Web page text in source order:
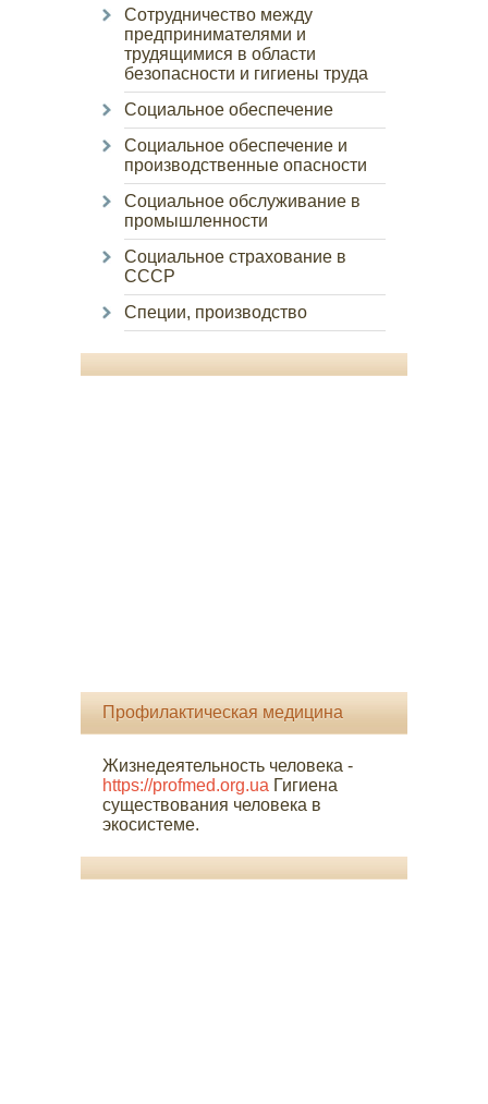
Сотрудничество между
предпринимателями и
трудящимися в области
безопасности и гигиены труда
Социальное обеспечение
Социальное обеспечение и
производственные опасности
Социальное обслуживание в
промышленности
Социальное страхование в
СССР
Специи, производство
Профилактическая медицина
Жизнедеятельность человека -
https://profmed.org.ua Гигиена
существования человека в
экосистеме.